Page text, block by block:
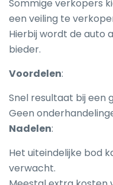
Sommige verkopers
een veiling te
Hierbij wordt de auto
bieder.
Voordelen:
Snel resultaat bij een
Geen
Nadelen:
Het uiteindelijke bod
verwacht.